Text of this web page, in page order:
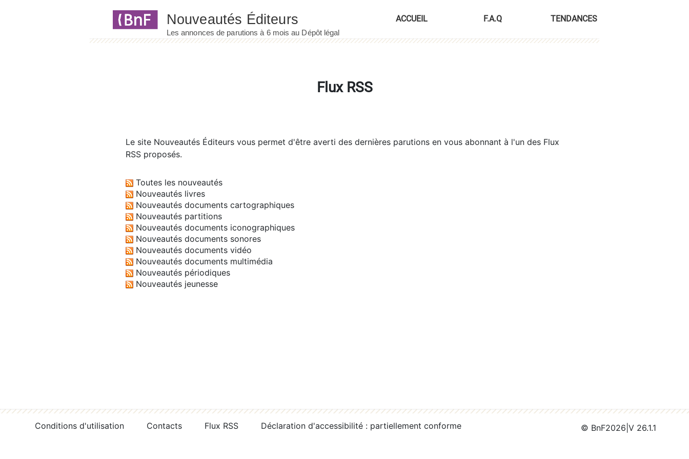
ACCUEIL F.A.Q TENDANCES
Flux RSS
Le site Nouveautés Éditeurs vous permet d'être averti des dernières parutions en vous abonnant à l'un des Flux
RSS proposés.
Toutes les nouveautés
Nouveautés livres
Nouveautés documents cartographiques
Nouveautés partitions
Nouveautés documents iconographiques
Nouveautés documents sonores
Nouveautés documents vidéo
Nouveautés documents multimédia
Nouveautés périodiques
Nouveautés jeunesse
Conditions d'utilisation Contacts Flux RSS Déclaration d'accessibilité : partiellement conforme © BnF2026 V 26.1.1